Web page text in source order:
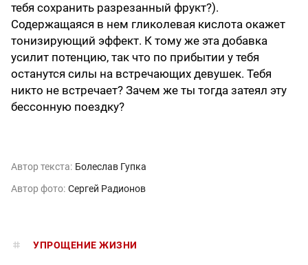
тебя сохранить разрезанный фрукт?).
Содержащаяся в нем гликолевая кислота окажет
тонизирующий эффект. К тому же эта добавка
усилит потенцию, так что по прибытии у тебя
останутся силы на встречающих девушек. Тебя
никто не встречает? Зачем же ты тогда затеял эту
бессонную поездку?
Автор текста: Болеслав Гупка
Автор фото: Сергей Радионов
УПРОЩЕНИЕ ЖИЗНИ